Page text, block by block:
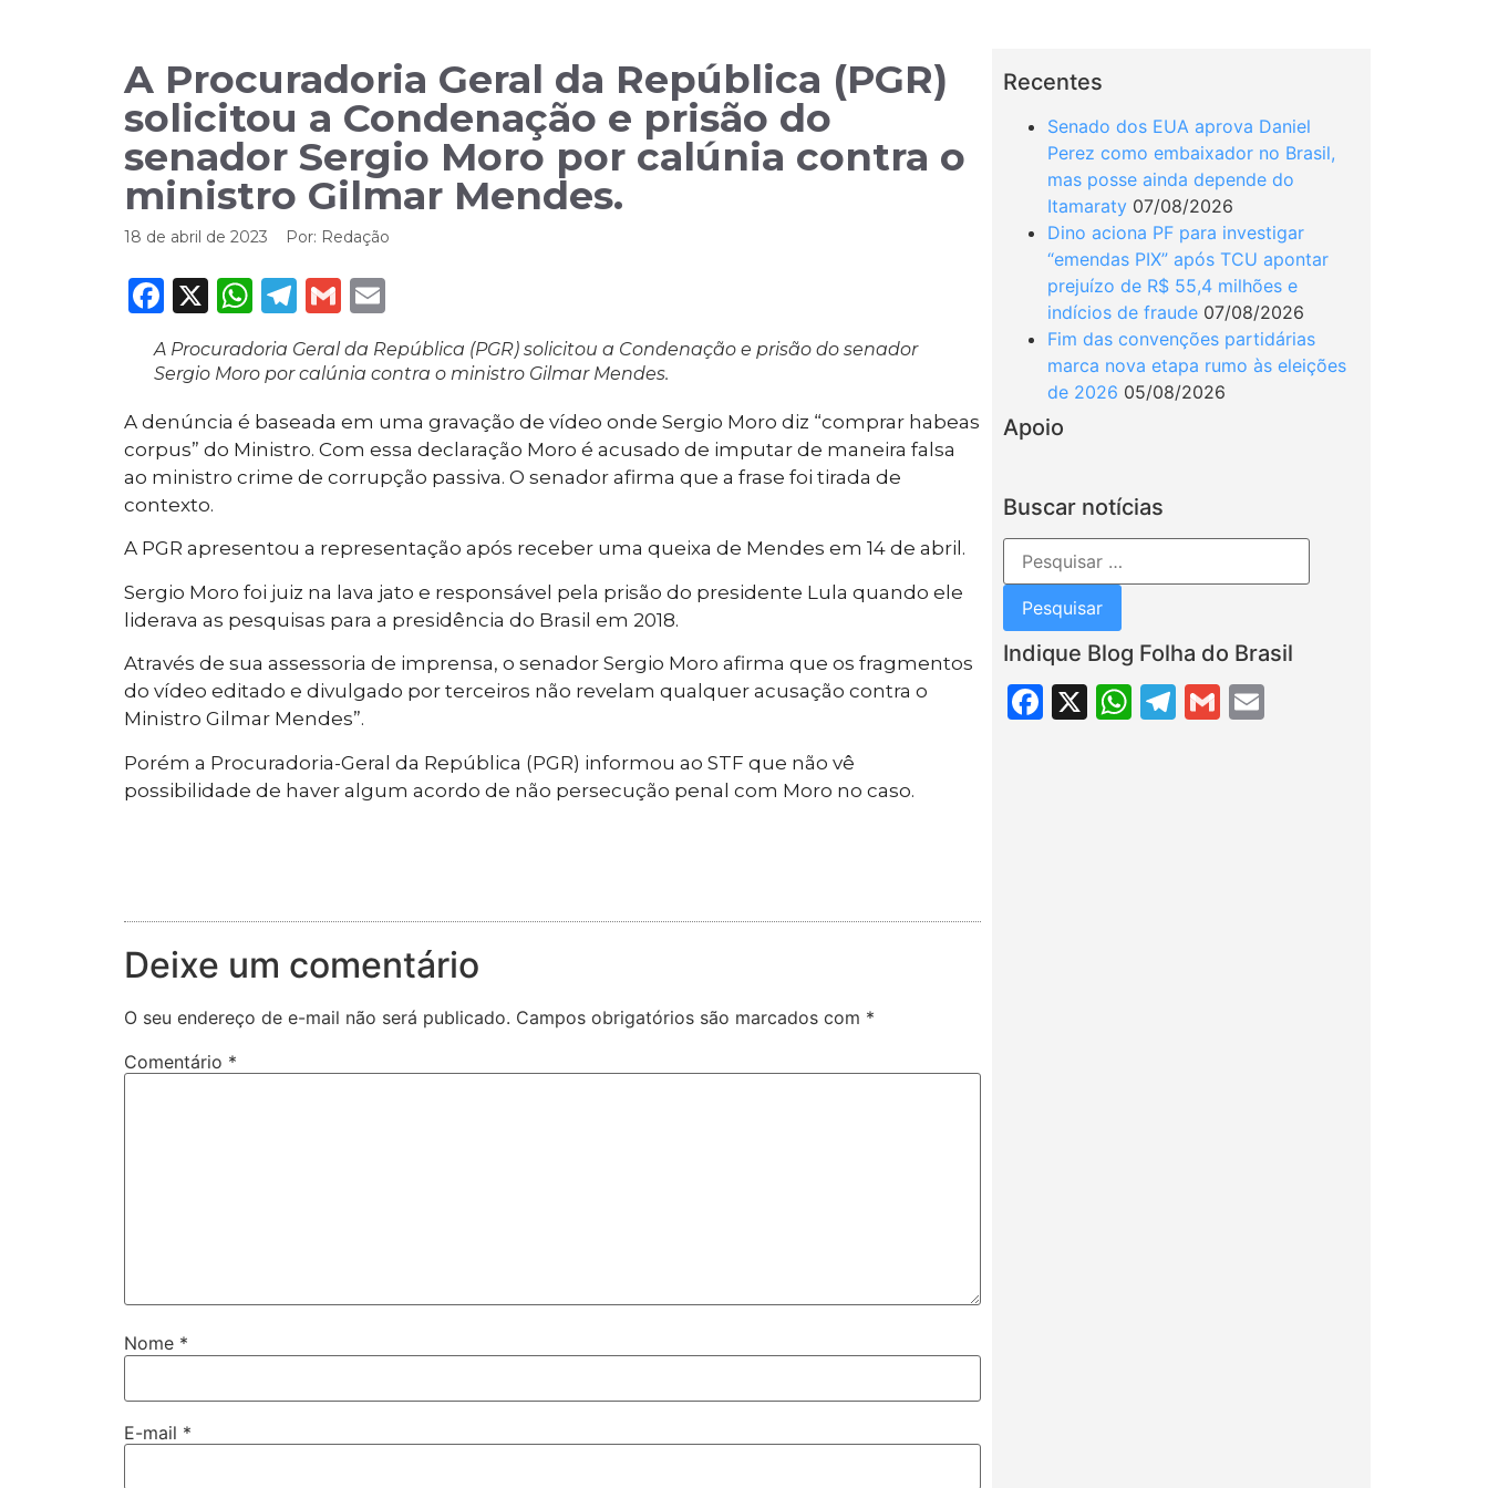
A Procuradoria Geral da República (PGR)
solicitou a Condenação e prisão do
senador Sergio Moro por calúnia contra o
ministro Gilmar Mendes.
18 de abril de 2023 Por: Redação
Facebook
X WhatsApp
Telegram
Gmail
A Procuradoria Geral da República (PGR) solicitou a Condenação e prisão do senador
Sergio Moro por calúnia contra o ministro Gilmar Mendes.
A denúncia é baseada em uma gravação de vídeo onde Sergio Moro diz “comprar habeas
corpus” do Ministro. Com essa declaração Moro é acusado de imputar de maneira falsa
ao ministro crime de corrupção passiva. O senador afirma que a frase foi tirada de
contexto.
A PGR apresentou a representação após receber uma queixa de Mendes em 14 de abril.
Sergio Moro foi juiz na lava jato e responsável pela prisão do presidente Lula quando ele
liderava as pesquisas para a presidência do Brasil em 2018.
Através de sua assessoria de imprensa, o senador Sergio Moro afirma que os fragmentos
do vídeo editado e divulgado por terceiros não revelam qualquer acusação contra o
Ministro Gilmar Mendes”.
Porém a Procuradoria-Geral da República (PGR) informou ao STF que não vê
possibilidade de haver algum acordo de não persecução penal com Moro no caso.
Deixe um comentário
O seu endereço de e-mail não será publicado. Campos obrigatórios são marcados com *
Comentário *
Nome *
E-mail *
Recentes
Senado dos EUA aprova Daniel
Perez como embaixador no Brasil,
mas posse ainda depende do
Itamaraty 07/08/2026
Dino aciona PF para investigar
“emendas PIX” após TCU apontar
prejuízo de R$ 55,4 milhões e
indícios de fraude 07/08/2026
Fim das convenções partidárias
marca nova etapa rumo às eleições
de 2026 05/08/2026
Apoio
Buscar notícias
Indique Blog Folha do Brasil
Facebook
X WhatsApp
Telegram
Gmail